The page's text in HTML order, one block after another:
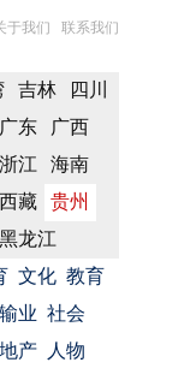
于我们 联系我们
吉林
四川
广东
广西
浙江
海南
西藏
贵州
黑龙江
文化 教育
业 社会
产
人物